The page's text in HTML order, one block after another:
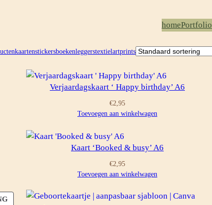
homePortfolio
kaartenstickersboekenleggerstextielartprints
Verjaardagskaart ‘ Happy birthday’ A6
€2,95
Toevoegen aan winkelwagen
Kaart ‘Booked & busy’ A6
€2,95
Toevoegen aan winkelwagen
PRODUCT